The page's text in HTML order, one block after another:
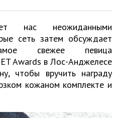
нас неожиданными
сеть затем обсуждает
свежее певица
Awards в Лос-Анджелесе
чтобы вручить награду
кожаном комплекте и